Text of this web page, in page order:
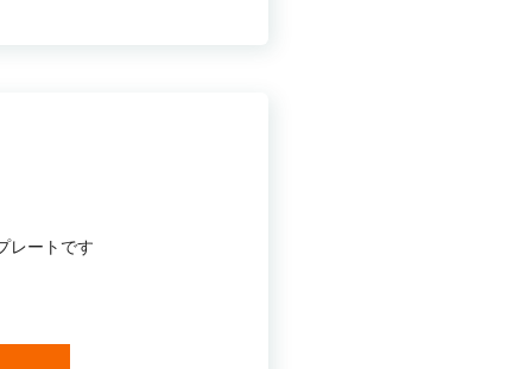
レートです